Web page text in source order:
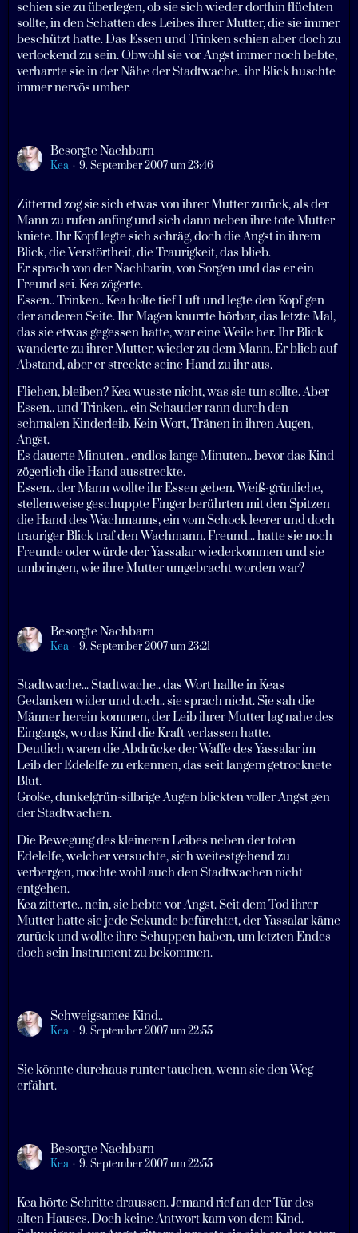
schien sie zu überlegen, ob sie sich wieder dorthin flüchten
sollte, in den Schatten des Leibes ihrer Mutter, die sie immer
beschützt hatte. Das Essen und Trinken schien aber doch zu
verlockend zu sein. Obwohl sie vor Angst immer noch bebte,
verharrte sie in der Nähe der Stadtwache.. ihr Blick huschte
immer nervös umher.
Besorgte Nachbarn
Kea 9. September 2007 um 23:46
Zitternd zog sie sich etwas von ihrer Mutter zurück, als der
Mann zu rufen anfing und sich dann neben ihre tote Mutter
kniete. Ihr Kopf legte sich schräg, doch die Angst in ihrem
Blick, die Verstörtheit, die Traurigkeit, das blieb.
Er sprach von der Nachbarin, von Sorgen und das er ein
Freund sei. Kea zögerte.
Essen.. Trinken.. Kea holte tief Luft und legte den Kopf gen
der anderen Seite. Ihr Magen knurrte hörbar, das letzte Mal,
das sie etwas gegessen hatte, war eine Weile her. Ihr Blick
wanderte zu ihrer Mutter, wieder zu dem Mann. Er blieb auf
Abstand, aber er streckte seine Hand zu ihr aus.
Fliehen, bleiben? Kea wusste nicht, was sie tun sollte. Aber
Essen.. und Trinken.. ein Schauder rann durch den
schmalen Kinderleib. Kein Wort, Tränen in ihren Augen,
Angst.
Es dauerte Minuten.. endlos lange Minuten.. bevor das Kind
zögerlich die Hand ausstreckte.
Essen.. der Mann wollte ihr Essen geben. Weiß-grünliche,
stellenweise geschuppte Finger berührten mit den Spitzen
die Hand des Wachmanns, ein vom Schock leerer und doch
trauriger Blick traf den Wachmann. Freund... hatte sie noch
Freunde oder würde der Yassalar wiederkommen und sie
umbringen, wie ihre Mutter umgebracht worden war?
Besorgte Nachbarn
Kea 9. September 2007 um 23:21
Stadtwache... Stadtwache.. das Wort hallte in Keas
Gedanken wider und doch.. sie sprach nicht. Sie sah die
Männer herein kommen, der Leib ihrer Mutter lag nahe des
Eingangs, wo das Kind die Kraft verlassen hatte.
Deutlich waren die Abdrücke der Waffe des Yassalar im
Leib der Edelelfe zu erkennen, das seit langem getrocknete
Blut.
Große, dunkelgrün-silbrige Augen blickten voller Angst gen
der Stadtwachen.
Die Bewegung des kleineren Leibes neben der toten
Edelelfe, welcher versuchte, sich weitestgehend zu
verbergen, mochte wohl auch den Stadtwachen nicht
entgehen.
Kea zitterte.. nein, sie bebte vor Angst. Seit dem Tod ihrer
Mutter hatte sie jede Sekunde befürchtet, der Yassalar käme
zurück und wollte ihre Schuppen haben, um letzten Endes
doch sein Instrument zu bekommen.
Schweigsames Kind..
Kea 9. September 2007 um 22:55
Sie könnte durchaus runter tauchen, wenn sie den Weg
erfährt.
Besorgte Nachbarn
Kea 9. September 2007 um 22:55
Kea hörte Schritte draussen. Jemand rief an der Tür des
alten Hauses. Doch keine Antwort kam von dem Kind.